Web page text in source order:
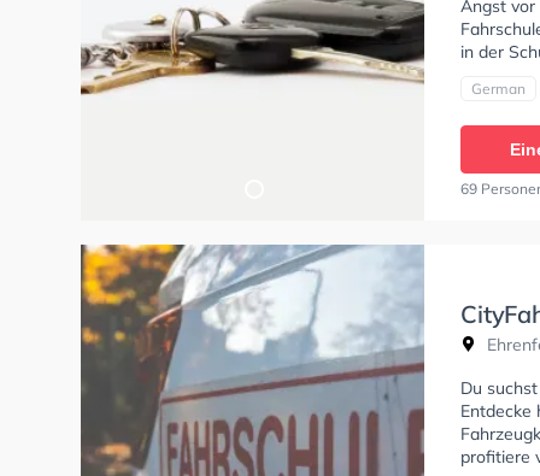
Angst vor
in der
German
69
Du
Entdecke
profitiere